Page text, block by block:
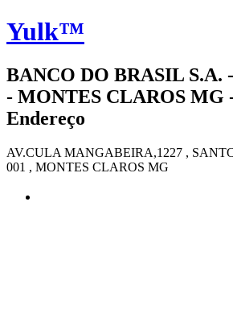
Yulk™
BANCO DO BRASIL S.A.
- MONTES CLAROS MG
Endereço
AV.CULA MANGABEIRA,1227 ,
001 , MONTES CLAROS MG